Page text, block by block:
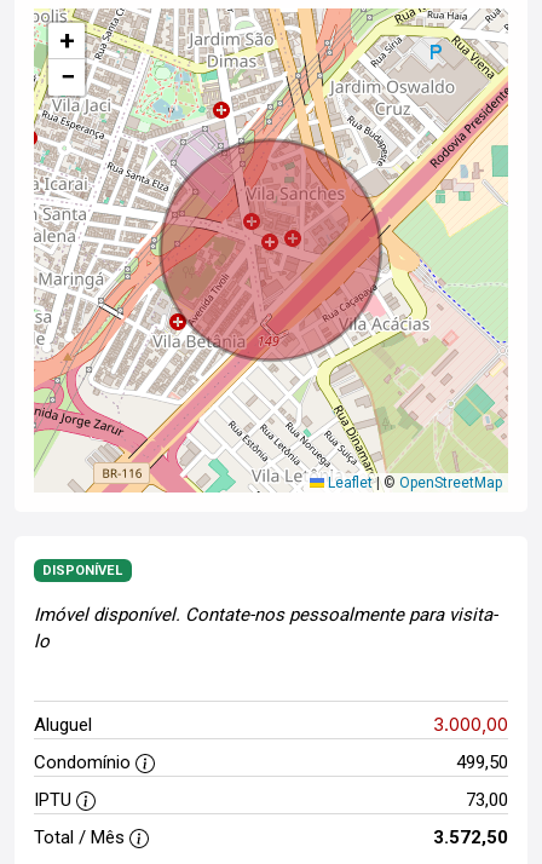
+
−
Leaflet |© OpenStreetMap
DISPONÍVEL
Imóvel disponível. Contate-nos pessoalmente para visita-
lo
Aluguel 3.000,00
Condomínio
499,50
IPTU
73,00
Total / Mês
3.572,50